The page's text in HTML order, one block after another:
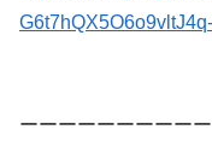
ーーーーーーーーー